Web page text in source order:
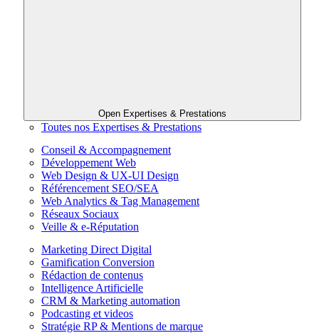
Open Expertises & Prestations
Toutes nos Expertises & Prestations
Conseil & Accompagnement
Développement Web
Web Design & UX-UI Design
Référencement SEO/SEA
Web Analytics & Tag Management
Réseaux Sociaux
Veille & e-Réputation
Marketing Direct Digital
Gamification Conversion
Rédaction de contenus
Intelligence Artificielle
CRM & Marketing automation
Podcasting et videos
Stratégie RP & Mentions de marque